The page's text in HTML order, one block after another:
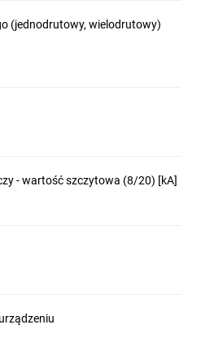
(jednodrutowy, wielodrutowy)
- wartość szczytowa (8/20) [kA]